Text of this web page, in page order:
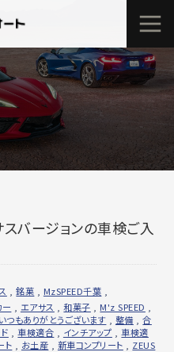
スバージョンの車検ご入
,銘菓 MzSPEED千葉
ー エアサス ,和菓子 M'z SPEED
いつもありがとうございます 整備 ,合
,車検適合 インチアップ ,車検適
ト お土産 新車コンプリート ZEUS